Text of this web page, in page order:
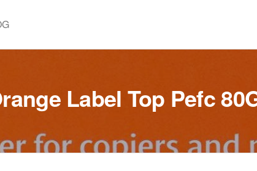
Label Top Pefc